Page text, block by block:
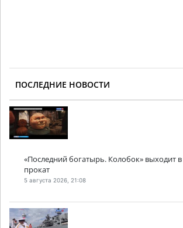
ПОСЛЕДНИЕ НОВОСТИ
«Последний богатырь. Колобок» выходит
прокат
5 августа 2026, 21:08